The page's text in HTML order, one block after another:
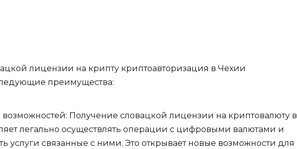
лицензии на крипту криптоавторизация в Чехии
преимущества:
Получение словацкой лицензии на криптовалюту в
легально осуществлять операции с цифровыми валютами и
услуги связанные с ними. Это открывает новые возможности для